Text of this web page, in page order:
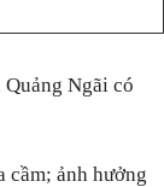
Ngãi có
cầm; ảnh hưởng